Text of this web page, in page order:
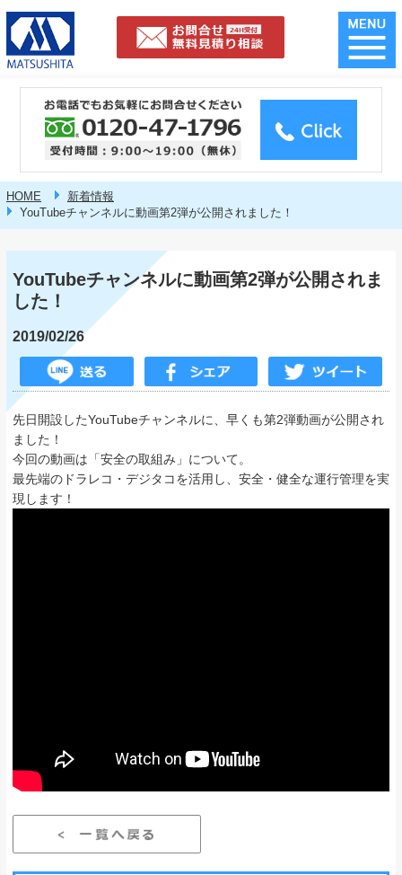
HOME
新着情報
YouTubeチャンネルに動画第2弾が公開されました！
YouTubeチャンネルに動画第2弾が公開されま
した！
2019/02/26
先日開設したYouTubeチャンネルに、早くも第2弾動画が公開され
ました！
今回の動画は「安全の取組み」について。
最先端のドラレコ・デジタコを活用し、安全・健全な運行管理を実
現します！